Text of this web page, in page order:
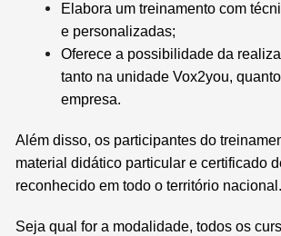
Elabora um treinamento com
e personalizadas;
Oferece a possibilidade da
tanto na unidade Vox2you,
empresa.
Além disso, os participantes do
material didático particular e certificado
reconhecido em todo o território nacional.
Seja qual for a modalidade, todos os